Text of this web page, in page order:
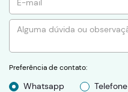
Preferência de contato:
Whatsapp Telefone